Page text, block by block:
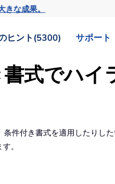
きな成果。
ヒント(5300) サポート
式でハイ
件付き書式を適用したりし
。